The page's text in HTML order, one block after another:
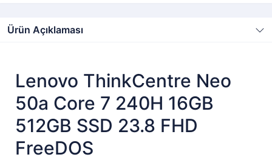
Ürün Açıklaması
Lenovo ThinkCentre Neo
50a Core 7 240H 16GB
512GB SSD 23.8 FHD
FreeDOS